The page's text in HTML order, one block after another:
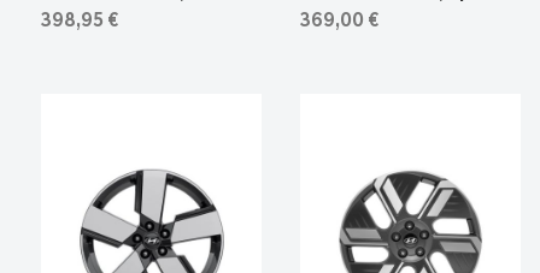
398,95 €
369,00 €